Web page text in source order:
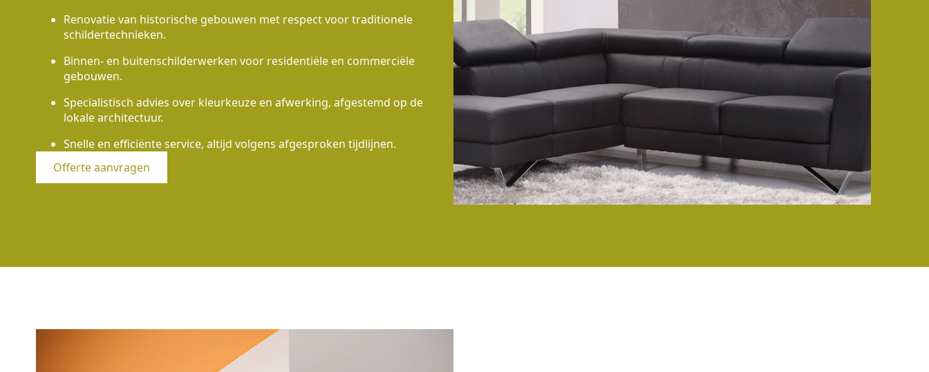
Renovatie van historische gebouwen met respect voor traditionele
schildertechnieken.
Binnen- en buitenschilderwerken voor residentiële en commerciële
gebouwen.
Specialistisch advies over kleurkeuze en afwerking, afgestemd op de
lokale architectuur.
Snelle en efficiënte service, altijd volgens afgesproken tijdlijnen.
Offerte aanvragen